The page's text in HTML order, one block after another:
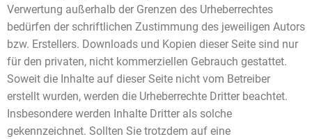
Verwertung außerhalb der Grenzen des Urheberrechtes
bedürfen der schriftlichen Zustimmung des jeweiligen Autors
bzw. Erstellers. Downloads und Kopien dieser Seite sind nur
für den privaten, nicht kommerziellen Gebrauch gestattet.
Soweit die Inhalte auf dieser Seite nicht vom Betreiber
erstellt wurden, werden die Urheberrechte Dritter beachtet.
Insbesondere werden Inhalte Dritter als solche
gekennzeichnet. Sollten Sie trotzdem auf eine